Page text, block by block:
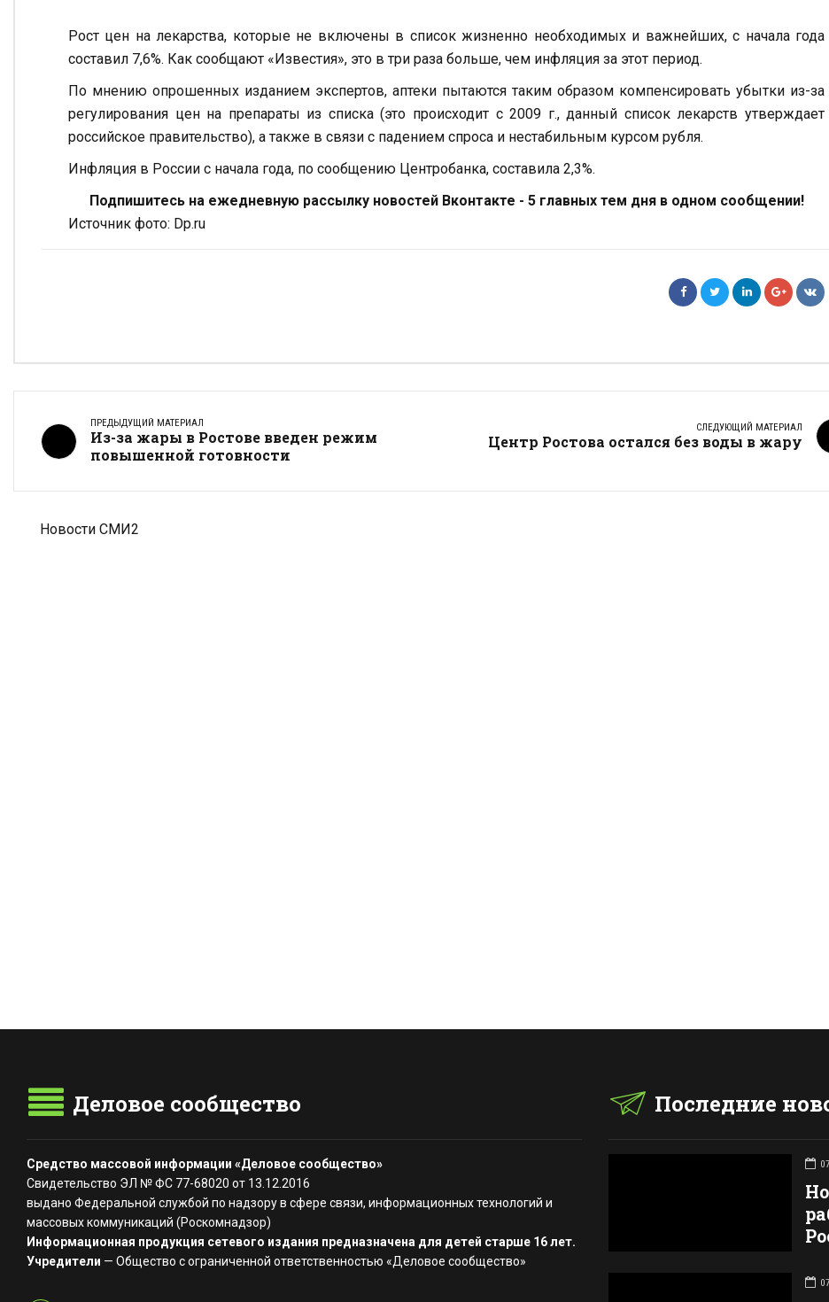
Рост цен на лекарства, которые не включены в список жизненно необходимых и важнейших, с начала года
составил 7,6%. Как сообщают «Известия», это в три раза больше, чем инфляция за этот период.
По мнению опрошенных изданием экспертов, аптеки пытаются таким образом компенсировать убытки из-за
регулирования цен на препараты из списка (это происходит с 2009 г., данный список лекарств утверждает
российское правительство), а также в связи с падением спроса и нестабильным курсом рубля.
Инфляция в России с начала года, по сообщению Центробанка, составила 2,3%.
Подпишитесь на ежедневную рассылку новостей Вконтакте - 5 главных тем дня в одном сообщении!
Источник фото: Dp.ru
ПРЕДЫДУЩИЙ МАТЕРИАЛ
Из-за жары в Ростове введен режим
повышенной готовности
СЛЕДУЮЩИЙ МАТЕРИАЛ
Центр Ростова остался без воды в жару
Новости СМИ2
Деловое сообщество
Средство массовой информации «Деловое сообщество»
Свидетельство ЭЛ № ФС 77-68020 от 13.12.2016
выдано Федеральной службой по надзору в сфере связи, информационных технологий и
массовых коммуникаций (Роскомнадзор)
Информационная продукция сетевого издания предназначена для детей старше 16 лет.
Учредители — Общество с ограниченной ответственностью «Деловое сообщество»
Последние